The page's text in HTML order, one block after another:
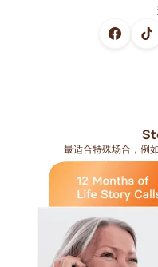
最适合特殊场合，例